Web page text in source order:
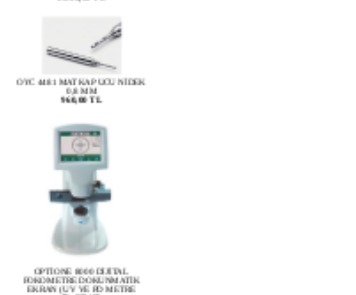
OYC 4481 MATKAP UCU NİDEK
960,00 TL
OPTİONE 8000 DİJİTAL
EKRAN (UV VE PD METRE
ÖLÇÜMÜ)
78.930,00 TL